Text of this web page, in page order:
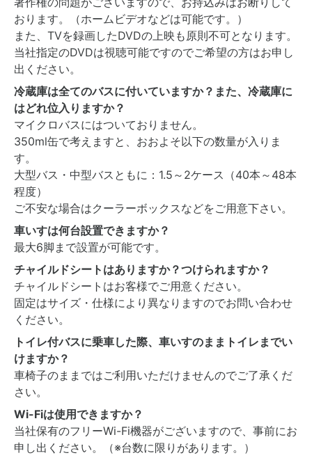
おります。（ホームビデオなどは可能です。）
また、TVを録画したDVDの上映も原則不可となります。
当社指定のDVDは視聴可能ですのでご希望の方はお申し
出ください。
冷蔵庫は全てのバスに付いていますか？また、冷蔵庫に
はどれ位入りますか？
マイクロバスにはついておりません。
350ml缶で考えますと、おおよそ以下の数量が入りま
す。
大型バス・中型バスともに：1.5～2ケース（40本～48本
程度）
ご不安な場合はクーラーボックスなどをご用意下さい。
車いすは何台設置できますか？
最大6脚まで設置が可能です。
チャイルドシートはありますか？つけられますか？
チャイルドシートはお客様でご用意ください。
固定はサイズ・仕様により異なりますのでお問い合わせ
ください。
トイレ付バスに乗車した際、車いすのままトイレまでい
けますか？
車椅子のままではご利用いただけませんのでご了承くだ
さい。
Wi-Fiは使用できますか？
当社保有のフリーWi-Fi機器がございますので、事前にお
申し出ください。（※台数に限りがあります。）